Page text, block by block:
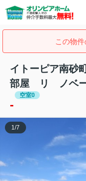
この物件
イトーピア南
部屋 リ ノベー
空室0
-
1/7